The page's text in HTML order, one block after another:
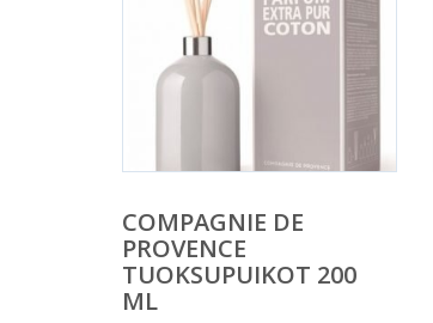
COMPAGNIE DE
PROVENCE
TUOKSUPUIKOT 200
ML